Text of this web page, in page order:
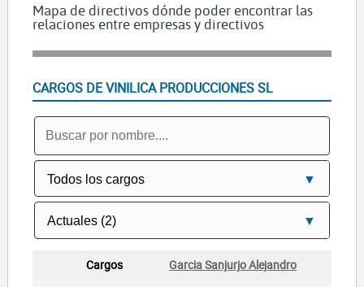
Mapa de directivos dónde poder encontrar las
relaciones entre empresas y directivos
CARGOS DE VINILICA PRODUCCIONES SL
Garcia Sanjurjo Alejandro